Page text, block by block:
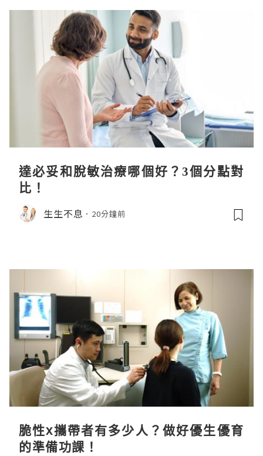
達必妥和脫敏治療哪個好？3個分點對
比！
生生不息 20分鐘前
脆性x攜帶者有多少人？做好優生優育
的準備功課！